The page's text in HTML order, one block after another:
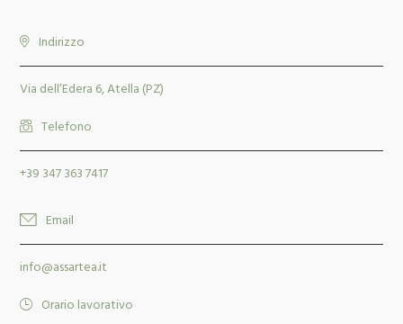
Indirizzo
Via dell’Edera 6, Atella (PZ)
Telefono
+39 347 363 7417
Email
info@assartea.it
Orario lavorativo